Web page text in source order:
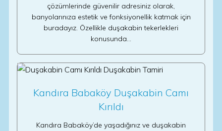
çözümlerinde güvenilir adresiniz olarak,
banyolarınıza estetik ve fonksiyonellik katmak için
buradayız. Özellikle duşakabin tekerlekleri
konusunda…
Kandıra Babaköy Duşakabin Camı
Kırıldı
Kandıra Babaköy’de yaşadığınız ve duşakabin